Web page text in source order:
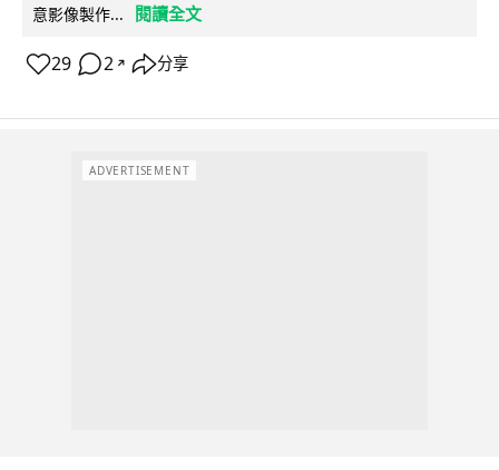
意影像製作...
閱讀全文
29 2 ↗ 分享
ADVERTISEMENT